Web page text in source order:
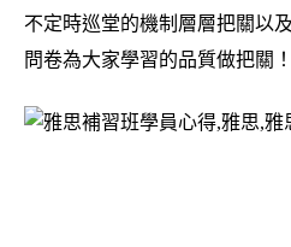
不定時巡堂的機制層層把關以
問卷為大家學習的品質做把關！